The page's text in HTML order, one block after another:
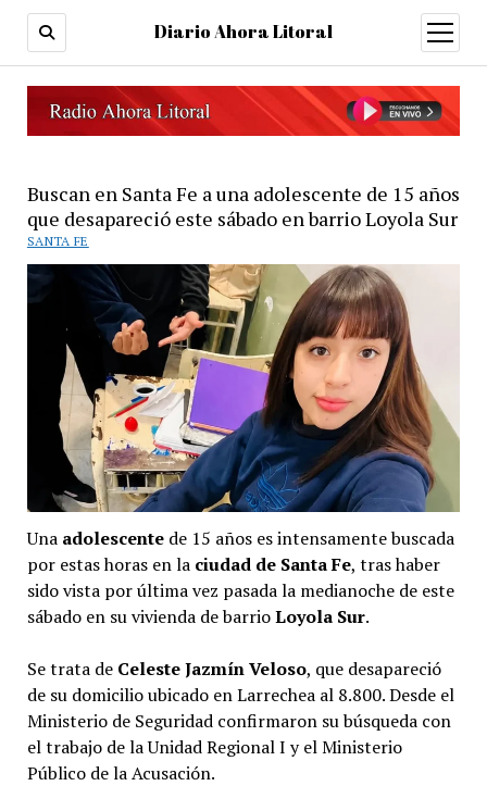
Diario Ahora Litoral
open
menu
Buscan en Santa Fe a una adolescente de 15 años
que desapareció este sábado en barrio Loyola Sur
SANTA FE
Una adolescentede 15 años es intensamente buscada
por estas horas en la ciudad de Santa Fe, tras haber
sido vista por última vez pasada la medianoche de este
sábado en su vivienda de barrioLoyola Sur.
Se trata de Celeste Jazmín Veloso, que desapareció
de su domicilio ubicado en Larrechea al 8.800. Desde el
Ministerio de Seguridad confirmaron su búsqueda con
el trabajo de la Unidad Regional I y el Ministerio
Público de la Acusación.